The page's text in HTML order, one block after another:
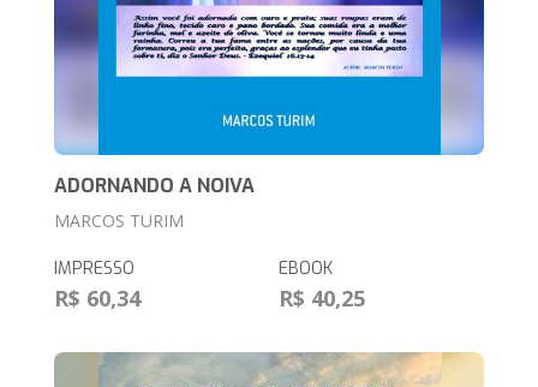
ADORNANDO A NOIVA
MARCOS TURIM
IMPRESSO
R$ 60,34
EBOOK
R$ 40,25